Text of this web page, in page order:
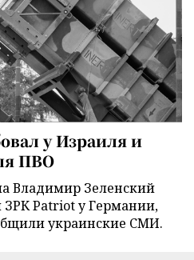
у Израиля и
ПВО
Владимир Зеленский
ЗРК Patriot у Германии,
украинские СМИ.